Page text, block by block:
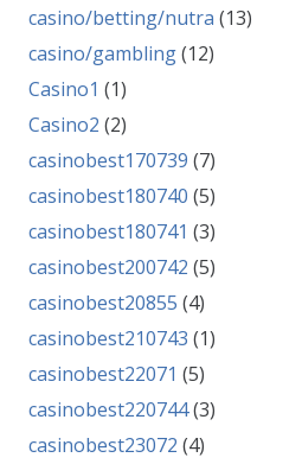
casino/betting/nutra (13)
casino/gambling(12)
Casino1 (1)
Casino2 (2)
casinobest170739 (7)
casinobest180740 (5)
casinobest180741 (3)
casinobest200742 (5)
casinobest20855 (4)
casinobest210743 (1)
casinobest22071 (5)
casinobest220744(3)
casinobest23072 (4)